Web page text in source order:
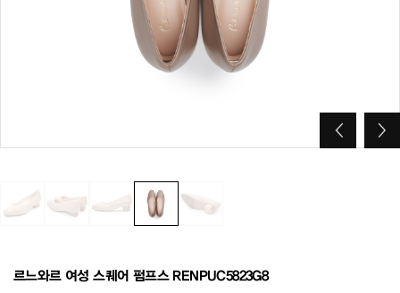
르느와르 여성 스퀘어 펌프스 RENPUC5823G8